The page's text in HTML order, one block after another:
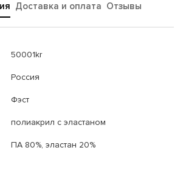
Доставка и оплата Отзывы
50001kr
Россия
Фэст
полиакрил с эластаном
ПА 80%, эластан 20%